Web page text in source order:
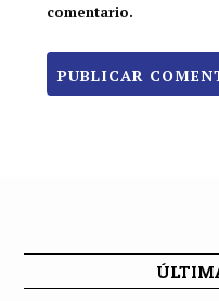
comentario.